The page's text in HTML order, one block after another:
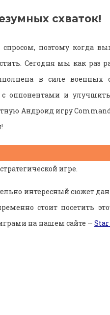
схваток!
поэтому когда
Сегодня мы как раз
в силе военных
с оппонентами и
Андроид игру
игре.
интересный сюжет
стоит посетить
на нашем сайте —